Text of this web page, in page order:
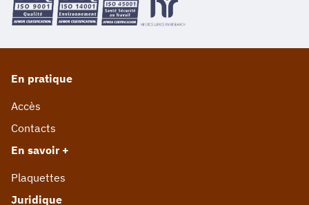
En pratique
Accès
Contacts
En savoir +
Plaquettes
Juridique